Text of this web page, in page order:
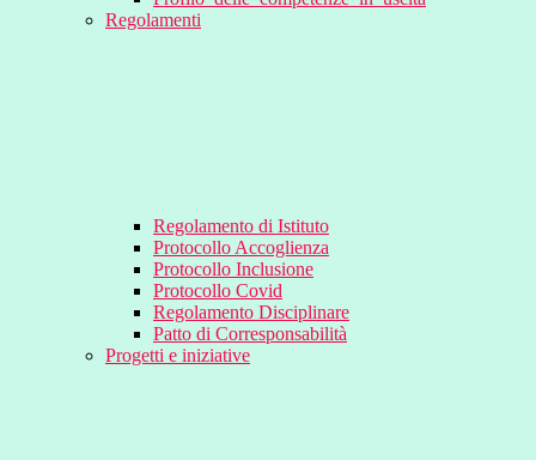
Regolamenti
Regolamento di Istituto
Protocollo Accoglienza
Protocollo Inclusione
Protocollo Covid
Regolamento Disciplinare
Patto di Corresponsabilità
Progetti e iniziative